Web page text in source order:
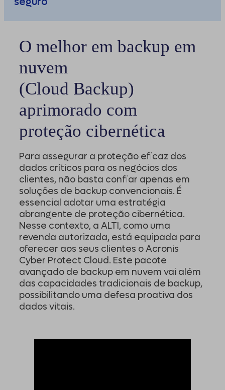
O melhor em backup em
nuvem
(Cloud Backup)
aprimorado com
proteção cibernética
Para assegurar a proteção eficaz dos
dados críticos para os negócios dos
clientes, não basta confiar apenas em
soluções de backup convencionais. É
essencial adotar uma estratégia
abrangente de proteção cibernética.
Nesse contexto, a ALTI, como uma
revenda autorizada, está equipada para
oferecer aos seus clientes o Acronis
Cyber Protect Cloud. Este pacote
avançado de backup em nuvem vai além
das capacidades tradicionais de backup,
possibilitando uma defesa proativa dos
dados vitais.